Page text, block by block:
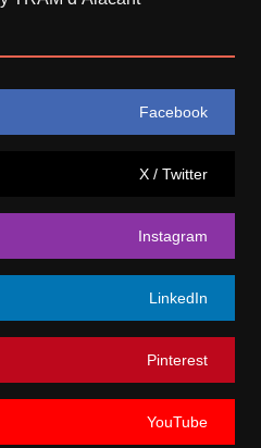
Facebook
X / Twitter
Instagram
LinkedIn
Pinterest
YouTube